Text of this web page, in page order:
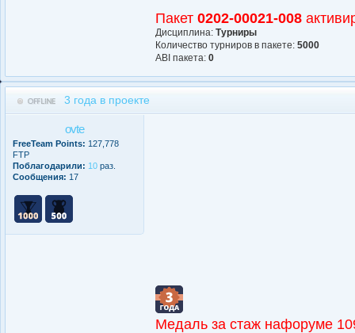
Пакет 0202-00021-008
Дисциплина: Турниры
Количество турниров в пакете: 5000
АBI пакета: 0
3 года в проекте
ovte
FreeTeam Points: 127,778
FTP
Поблагодарили: 10 раз.
Сообщения: 17
Медаль за стаж нафоруме